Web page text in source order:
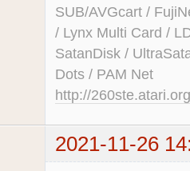
SUB/AVGcart /
/ Lynx Multi Card /
SatanDisk /
Dots / PAM Net
http://260ste.atari.org
2021-11-26